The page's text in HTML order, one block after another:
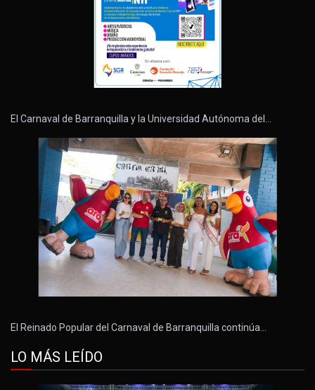
El Carnaval de Barranquilla y la Universidad Autónoma del…
El Reinado Popular del Carnaval de Barranquilla continúa…
LO MÁS LEÍDO